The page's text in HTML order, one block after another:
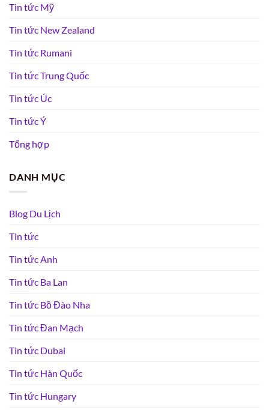
Tin tức Mỹ
Tin tức New Zealand
Tin tức Rumani
Tin tức Trung Quốc
Tin tức Úc
Tin tức Ý
Tổng hợp
DANH MỤC
Blog Du Lịch
Tin tức
Tin tức Anh
Tin tức Ba Lan
Tin tức Bồ Đào Nha
Tin tức Đan Mạch
Tin tức Dubai
Tin tức Hàn Quốc
Tin tức Hungary